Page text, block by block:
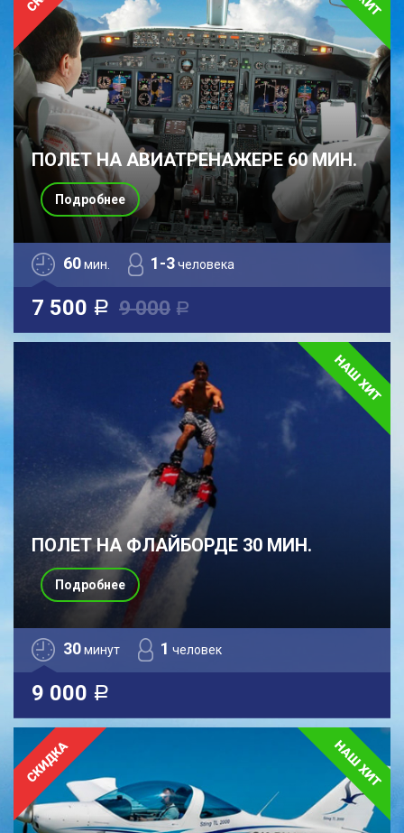
ПОЛЕТ НА АВИАТРЕНАЖЕРЕ 60 МИН.
60мин. 1-3человека
7 500 a 9 000 a
Подробнее
ПОЛЕТ НА ФЛАЙБОРДЕ 30 МИН.
30минут 1 человек
9 000 a
Подробнее